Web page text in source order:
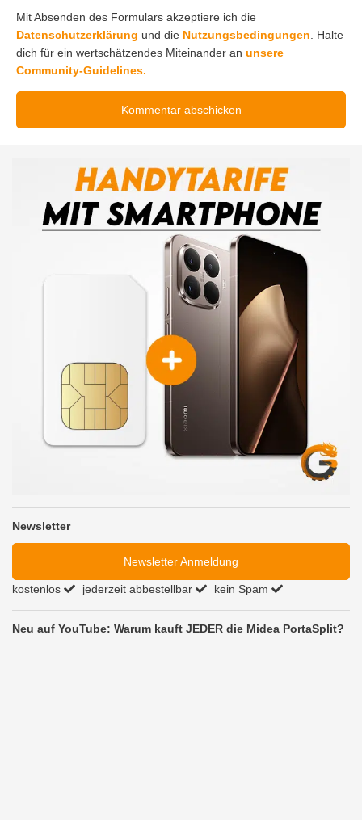
Mit Absenden des Formulars akzeptiere ich die
Datenschutzerklärung und die Nutzungsbedingungen. Halte
dich für ein wertschätzendes Miteinander an unsere
Community-Guidelines.
Newsletter
Newsletter Anmeldung
kostenlos jederzeit abbestellbar kein Spam
Neu auf YouTube: Warum kauft JEDER die Midea PortaSplit?